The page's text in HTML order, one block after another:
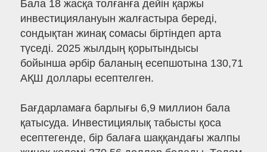
Бала 18 жасқа толғанға дейін қаржы
инвестициялануын жалғастыра береді,
сондықтан жинақ сомасы біртіндеп арта
түседі. 2025 жылдың қорытындысы
бойынша әрбір баланың есепшотына 130,71
АҚШ доллары есептелген.
Бағдарламаға барлығы 6,9 миллион бала
қатысуда. Инвестициялық табысты қоса
есептегенде, бір балаға шаққандағы жалпы